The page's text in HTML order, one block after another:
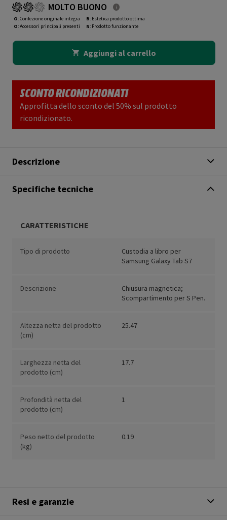
MOLTO BUONO
O: Confezione originale integra
O: Accessori principali presenti
B: Estetica prodotto ottima
N: Prodotto funzionante
Aggiungi al carrello
SCONTO RICONDIZIONATI
Approfitta dello sconto del 50% sul prodotto
ricondizionato.
Descrizione
Specifiche tecniche
CARATTERISTICHE
Tipo di prodotto
Custodia a libro per
Samsung Galaxy Tab S7
Descrizione
Chiusura magnetica;
Scompartimento per S Pen.
Altezza netta del prodotto
(cm)
25.47
Larghezza netta del
prodotto (cm)
17.7
Profondità netta del
prodotto (cm)
1
Peso netto del prodotto
(kg)
0.19
Resi e garanzie